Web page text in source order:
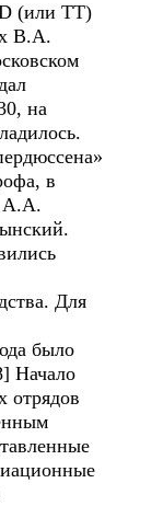
D (или ТТ)
В.А.
на
в
А.А.
Для
было
Начало
отрядов